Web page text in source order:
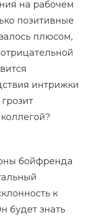
на рабочем
позитивные
плюсом,
интрижки
бойфренда
к
будет знать